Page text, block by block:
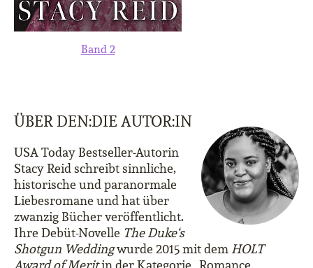
Band 2
ÜBER DEN:DIE AUTOR:IN
USA Today Bestseller-Autorin
Stacy Reid schreibt sinnliche,
historische und paranormale
Liebesromane und hat über
zwanzig Bücher veröffentlicht.
Ihre Debüt-Novelle The Duke‘s
Shotgun Weddingwurde 2015 mit dem HOLT